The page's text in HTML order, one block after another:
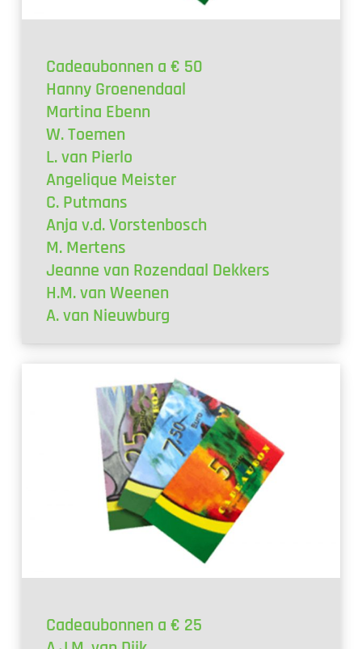
Cadeaubonnen a € 50
Hanny Groenendaal
Martina Ebenn
W. Toemen
L. van Pierlo
Angelique Meister
C. Putmans
Anja v.d. Vorstenbosch
M. Mertens
Jeanne van Rozendaal Dekkers
H.M. van Weenen
A. van Nieuwburg
Cadeaubonnen a € 25